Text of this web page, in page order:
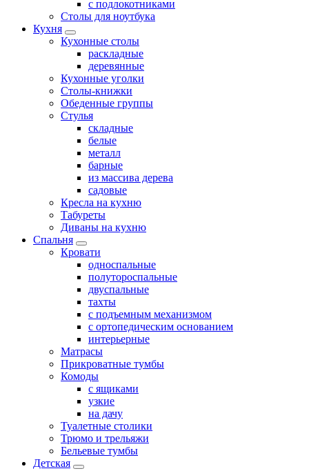
с подлокотниками
Столы для ноутбука
Кухня
Кухонные столы
раскладные
деревянные
Кухонные уголки
Столы-книжки
Обеденные группы
Стулья
складные
белые
металл
барные
из массива дерева
садовые
Кресла на кухню
Табуреты
Диваны на кухню
Спальня
Кровати
односпальные
полутороспальные
двуспальные
тахты
с подъемным механизмом
с ортопедическим основанием
интерьерные
Матрасы
Прикроватные тумбы
Комоды
с ящиками
узкие
на дачу
Туалетные столики
Трюмо и трельяжи
Бельевые тумбы
Детская